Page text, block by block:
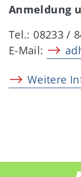
Anmeldung
Tel.: 08233 /
E-Mail:
Weitere